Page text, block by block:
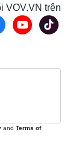
VOV.VN trên
and Terms of